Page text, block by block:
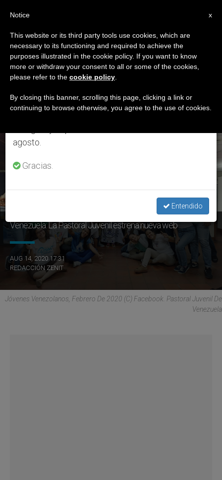
ETIQUETA
Posts Tagged ‘blog
Pastoral’
ÚLTIMAS NOTICIAS
Venezuela: La Pastoral Juvenil estrena nueva web
AUG 14, 2020 17:31
REDACCIÓN ZENIT
Jóvenes Venezolanos, Febrero De 2020 (C) Facebook. Pastoral Juvenil De
Venezuela
×
Aviso importante
Del 27 de julio al 7 de agosto haremos la pausa
anual, aprovechando que en el periodo de verano
se generan menos informaciones y también el
agosto.
Gracias.
Entendido
x
Notice
This website or its third party tools use cookies, which are
necessary to its functioning and required to achieve the
purposes illustrated in the cookie policy. If you want to know
more or withdraw your consent to all or some of the cookies,
please refer to the cookie policy
By closing this banner, scrolling this page, clicking a link or
continuing to browse otherwise, you agree to the use of cookies.